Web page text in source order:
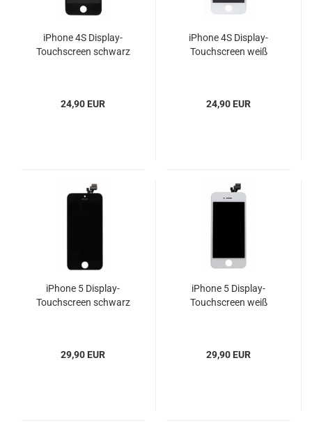
iPhone 4S Display-
Touchscreen schwarz
24,90 EUR
iPhone 4S Display-
Touchscreen weiß
24,90 EUR
iPhone 5 Display-
Touchscreen schwarz
29,90 EUR
iPhone 5 Display-
Touchscreen weiß
29,90 EUR